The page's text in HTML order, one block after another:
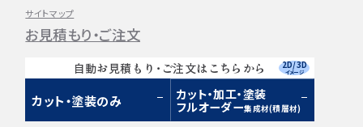
サイトマップ
お見積もり・ご注文
自動お見積もり・ご注文はこちらから
カット・塗装のみ
カット・加工・塗装
フルオーダー集成材(積層材)
2D/3D
イメージ